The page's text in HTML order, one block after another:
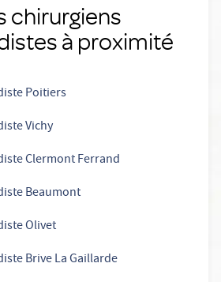
chirurgiens
à proximité
Poitiers
Vichy
Clermont Ferrand
Beaumont
Olivet
Brive La Gaillarde